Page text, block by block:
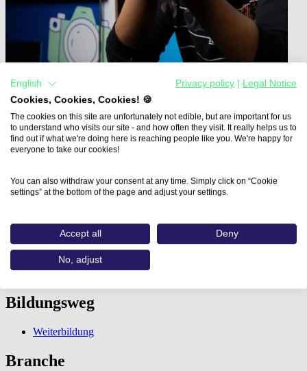
Home
Digital Fashion: Virtual Garments…
Garments mit CLO - Basics II
CBZ Landshut GmbH
Bildungsweg
Weiterbildung
Branche
English Privacy policy
Legal Notice
Cookies, Cookies, Cookies! 🍪
The cookies on this site are unfortunately not edible, but are important for us
to understand who visits our site - and how often they visit. It really helps us to
find out if what we're doing here is reaching people like you. We're happy for
everyone to take our cookies!
You can also withdraw your consent at any time. Simply click on “Cookie
settings” at the bottom of the page and adjust your settings.
Accept all Deny
No, adjust